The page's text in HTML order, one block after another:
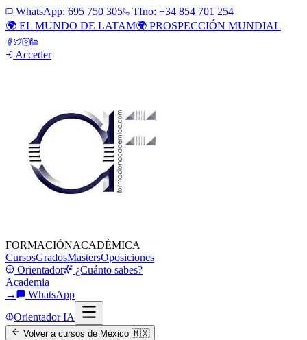
WhatsApp: 695 750 305
Tfno: +34 854 701 254
🌍 EL MUNDO DE LATAM🌍 PROSPECCIÓN MUNDIAL
Acceder
FORMACIÓNACADÉMICA
CursosGradosMastersOposiciones
Orientador
¿Cuánto sabes?
Academia
→
WhatsApp
Orientador IA
Volver a cursos de México 🇲🇽